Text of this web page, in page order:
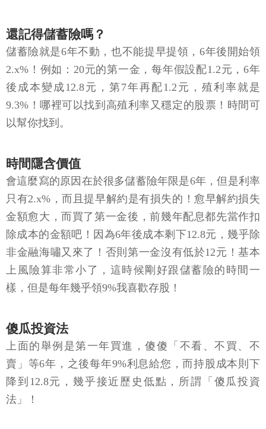
還記得儲蓄險嗎？
儲蓄險就是6年不動，也不能提早提領，6年後開始領
2.x%！例如：20元的第一金，每年假設配1.2元，6年
後成本變成12.8元，第7年再配1.2元，殖利率就是
9.3%！哪裡可以找到高殖利率又穩定的股票！時間可
以幫你找到。
時間隱含價值
會這麼寫的原因在於很多儲蓄險年限是6年，但是利率
只有2.x%，而且提早解約是有損失的！愈早解約損失
金額愈大，而買了第一金後，前幾年配息都先當作扣
除成本的金額吧！因為6年後成本剩下12.8元，幾乎除
非金融海嘯又來了！否則第一金沒有低於12元！基本
上風險算非常小了，這時候剛好跟儲蓄險的時間一
樣，但是每年幾乎領9%我喜歡存股！
傻瓜投資法
上面的舉例是第一年買進，傻傻「不看、不買、不
賣」等6年，之後每年9%利息給您，而持股成本則下
降到12.8元，幾乎接近歷史低點，所謂「傻瓜投資
法」！